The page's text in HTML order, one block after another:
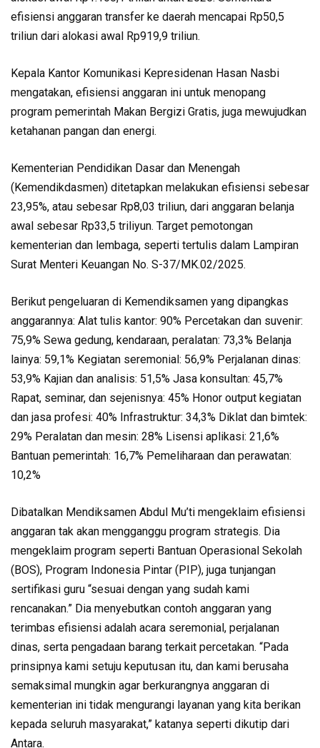
efisiensi anggaran transfer ke daerah mencapai Rp50,5
triliun dari alokasi awal Rp919,9 triliun.
Kepala Kantor Komunikasi Kepresidenan Hasan Nasbi
mengatakan, efisiensi anggaran ini untuk menopang
program pemerintah Makan Bergizi Gratis, juga mewujudkan
ketahanan pangan dan energi.
Kementerian Pendidikan Dasar dan Menengah
(Kemendikdasmen) ditetapkan melakukan efisiensi sebesar
23,95%, atau sebesar Rp8,03 triliun, dari anggaran belanja
awal sebesar Rp33,5 triliyun. Target pemotongan
kementerian dan lembaga, seperti tertulis dalam Lampiran
Surat Menteri Keuangan No. S-37/MK.02/2025.
Berikut pengeluaran di Kemendiksamen yang dipangkas
anggarannya: Alat tulis kantor: 90% Percetakan dan suvenir:
75,9% Sewa gedung, kendaraan, peralatan: 73,3% Belanja
lainya: 59,1% Kegiatan seremonial: 56,9% Perjalanan dinas:
53,9% Kajian dan analisis: 51,5% Jasa konsultan: 45,7%
Rapat, seminar, dan sejenisnya: 45% Honor output kegiatan
dan jasa profesi: 40% Infrastruktur: 34,3% Diklat dan bimtek:
29% Peralatan dan mesin: 28% Lisensi aplikasi: 21,6%
Bantuan pemerintah: 16,7% Pemeliharaan dan perawatan:
10,2%
Dibatalkan Mendiksamen Abdul Mu’ti mengeklaim efisiensi
anggaran tak akan mengganggu program strategis. Dia
mengeklaim program seperti Bantuan Operasional Sekolah
(BOS), Program Indonesia Pintar (PIP), juga tunjangan
sertifikasi guru “sesuai dengan yang sudah kami
rencanakan.” Dia menyebutkan contoh anggaran yang
terimbas efisiensi adalah acara seremonial, perjalanan
dinas, serta pengadaan barang terkait percetakan. “Pada
prinsipnya kami setuju keputusan itu, dan kami berusaha
semaksimal mungkin agar berkurangnya anggaran di
kementerian ini tidak mengurangi layanan yang kita berikan
kepada seluruh masyarakat,” katanya seperti dikutip dari
Antara.